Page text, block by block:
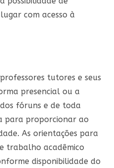
com acesso à
tutores e seus
presencial ou a
fóruns e de toda
para proporcionar ao
As orientações para
trabalho acadêmico
disponibilidade do